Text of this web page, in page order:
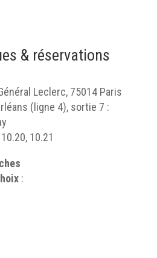
& réservations
Leclerc, 75014 Paris
(ligne 4), sortie 7 :
10.21
: